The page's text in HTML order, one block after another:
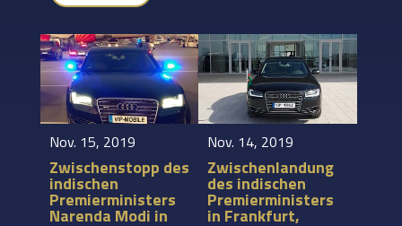
Nov. 15, 2019
Zwischenstopp des
indischen
Premierministers
Narenda Modi in
Nov. 14, 2019
Zwischenlandung
des indischen
Premierministers
in Frankfurt,